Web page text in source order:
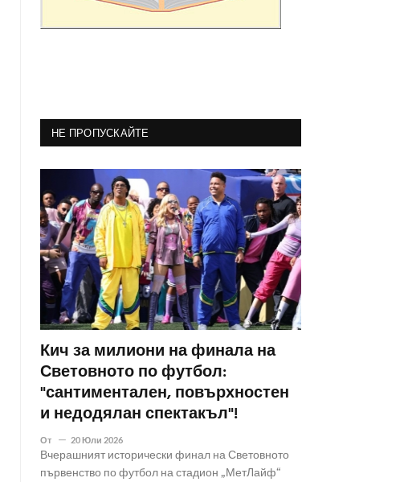
НЕ ПРОПУСКАЙТЕ
Кич за милиони на финала на
Световното по футбол:
"сантиментален, повърхностен
и недодялан спектакъл"!
От 20 Юли 2026
Вчерашният исторически финал на Световното
първенство по футбол на стадион „МетЛайф“